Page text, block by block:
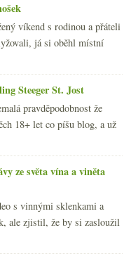
víkend s rodinou a přáteli
já si oběhl místní
Steeger St. Jost
pravděpodobnost že
18+ let co píšu blog, a už
ze světa vína a viněta
s vinnými sklenkami a
ale zjistil, že by si zasloužil